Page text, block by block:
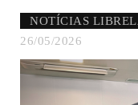
NOTÍCIAS
26/05/2026